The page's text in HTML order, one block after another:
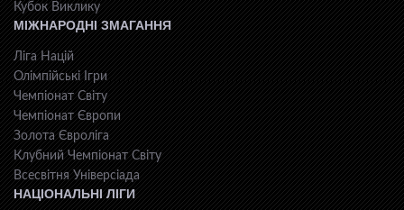
Кубок Виклику
МІЖНАРОДНІ ЗМАГАННЯ
Ліга Націй
Олімпійські Ігри
Чемпіонат Світу
Чемпіонат Європи
Золота Євроліга
Клубний Чемпіонат Світу
Всесвiтня Унiверсiaда
НАЦІОНАЛЬНІ ЛІГИ